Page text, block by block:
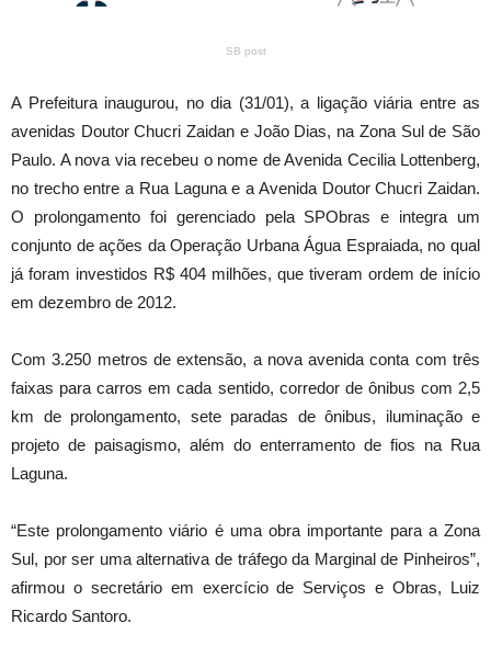
SB post
A Prefeitura inaugurou, no dia (31/01), a ligação viária entre as
avenidas Doutor Chucri Zaidan e João Dias, na Zona Sul de São
Paulo. A nova via recebeu o nome de Avenida Cecilia Lottenberg,
no trecho entre a Rua Laguna e a Avenida Doutor Chucri Zaidan.
O prolongamento foi gerenciado pela SPObras e integra um
conjunto de ações da Operação Urbana Água Espraiada, no qual
já foram investidos R$ 404 milhões, que tiveram ordem de início
em dezembro de 2012.
Com 3.250 metros de extensão, a nova avenida conta com três
faixas para carros em cada sentido, corredor de ônibus com 2,5
km de prolongamento, sete paradas de ônibus, iluminação e
projeto de paisagismo, além do enterramento de fios na Rua
Laguna.
“Este prolongamento viário é uma obra importante para a Zona
Sul, por ser uma alternativa de tráfego da Marginal de Pinheiros”,
afirmou o secretário em exercício de Serviços e Obras, Luiz
Ricardo Santoro.